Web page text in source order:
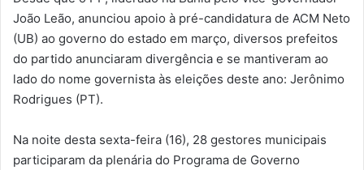
João Leão, anunciou apoio à pré-candidatura de ACM Neto
(UB) ao governo do estado em março, diversos prefeitos
do partido anunciaram divergência e se mantiveram ao
lado do nome governista às eleições deste ano: Jerônimo
Rodrigues (PT).
Na noite desta sexta-feira (16), 28 gestores municipais
participaram da plenária do Programa de Governo